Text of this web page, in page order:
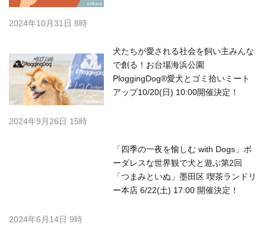
2024年10月31日 8時
犬たちが愛される社会を飼い主みんな
で創る！お台場海浜公園
PloggingDog®︎愛犬とゴミ拾いミート
アップ10/20(日) 10:00開催決定！
2024年9月26日 15時
「四季の一夜を愉しむ with Dogs」ボ
ーダレスな世界観で犬と遊ぶ第2回
「つまみといぬ」墨田区 喫茶ランドリ
ー本店 6/22(土) 17:00 開催決定！
2024年6月14日 9時